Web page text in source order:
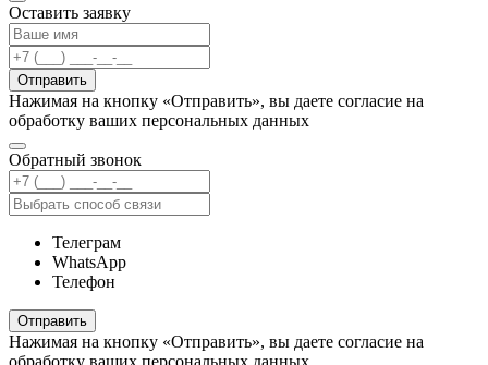
Оставить заявку
Отправить
Нажимая на кнопку «Отправить», вы даете согласие на
обработку ваших персональных данных
Обратный звонок
Телеграм
WhatsApp
Телефон
Отправить
Нажимая на кнопку «Отправить», вы даете согласие на
обработку ваших персональных данных